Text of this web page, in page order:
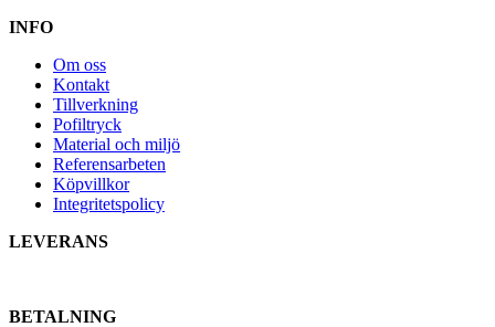
INFO
Om oss
Kontakt
Tillverkning
Pofiltryck
Material och miljö
Referensarbeten
Köpvillkor
Integritetspolicy
LEVERANS
BETALNING